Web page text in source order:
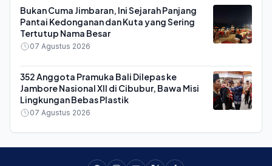
Bukan Cuma Jimbaran, Ini Sejarah Panjang
Pantai Kedonganan dan Kuta yang Sering
Tertutup Nama Besar
07 Agustus 2026
352 Anggota Pramuka Bali Dilepas ke
Jambore Nasional XII di Cibubur, Bawa Misi
Lingkungan Bebas Plastik
07 Agustus 2026